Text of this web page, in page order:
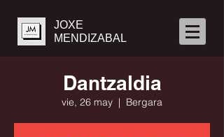
JOXE
MENDIZABAL
Dantzaldia
vie, 26 may
  |
Bergara